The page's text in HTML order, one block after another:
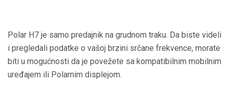
Polar H7 je samo predajnik na grudnom traku. Da biste videli
i pregledali podatke o vašoj brzini srčane frekvence, morate
biti u mogućnosti da je povežete sa kompatibilnim mobilnim
uređajem ili Polarnim displejom.